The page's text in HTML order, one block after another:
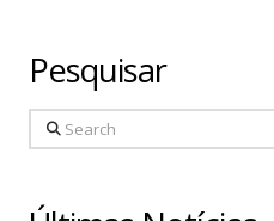
Pesquisar
Search